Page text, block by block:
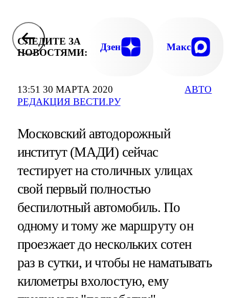
13:51 30 МАРТА 2020
РЕДАКЦИЯ ВЕСТИ.РУ
АВТО
СЛЕДИТЕ ЗА
НОВОСТЯМИ:
Дзен Макс
Московский автодорожный
институт (МАДИ) сейчас
тестирует на столичных улицах
свой первый полностью
беспилотный автомобиль. По
одному и тому же маршруту он
проезжает до нескольких сотен
раз в сутки, и чтобы не наматывать
километры вхолостую, ему